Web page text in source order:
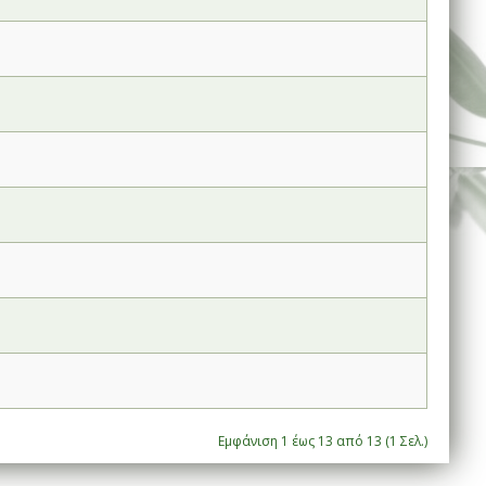
Εμφάνιση 1 έως 13 από 13 (1 Σελ.)